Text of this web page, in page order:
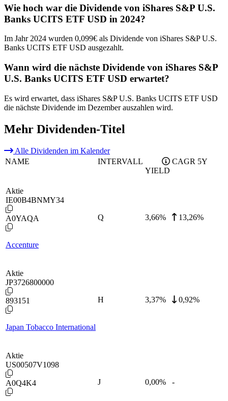
Wie hoch war die Dividende von iShares S&P U.S.
Banks UCITS ETF USD in 2024?
Im Jahr 2024 wurden 0,099€ als Dividende von iShares S&P U.S.
Banks UCITS ETF USD ausgezahlt.
Wann wird die nächste Dividende von iShares S&P
U.S. Banks UCITS ETF USD erwartet?
Es wird erwartet, dass iShares S&P U.S. Banks UCITS ETF USD
die nächste Dividende im Dezember auszahlen wird.
Mehr Dividenden-Titel
Alle Dividenden im Kalender
NAME
INTERVALL
YIELD
CAGR 5Y
Aktie
IE00B4BNMY34
A0YAQA
Accenture
Q 3,66% 13,26%
Aktie
JP3726800000
893151
Japan Tobacco International
H 3,37% 0,92%
Aktie
US00507V1098
A0Q4K4 J 0,00% -